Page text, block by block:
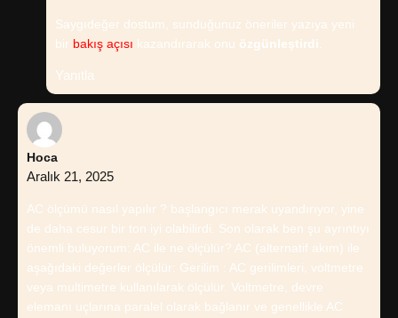
Saygıdeğer dostum, sunduğunuz öneriler yazıya yeni
bir bakış açısı kazandırarak onu özgünleştirdi
Yanıtla
Hoca
Aralık 21, 2025
AC ölçümü nasıl yapılır ? başlangıcı merak uyandırıyor, yine
de daha cesur bir ton iyi olabilirdi. Son olarak ben şu ayrıntıyı
önemli buluyorum: AC ile ne ölçülür? AC (alternatif akım) ile
aşağıdaki değerler ölçülür: Gerilim : AC gerilimleri, voltmetre
veya multimetre kullanılarak ölçülür. Voltmetre, devre
elemanı uçlarına paralel olarak bağlanır ve genellikle AC